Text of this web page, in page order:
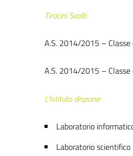
Tirocini Svolti
A.S. 2014/2015 – Classe
A.S. 2014/2015 –
L’Istituto dispone:
Laboratorio
Laboratorio scientifico